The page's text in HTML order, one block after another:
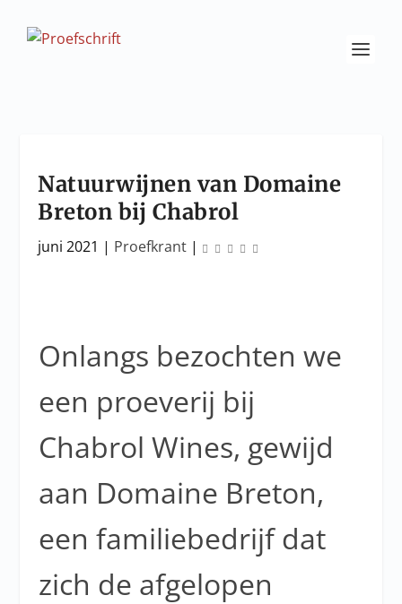
Natuurwijnen van Domaine
Breton bij Chabrol
juni 2021 | Proefkrant |
Onlangs bezochten we
een proeverij bij
Chabrol Wines, gewijd
aan Domaine Breton,
een familiebedrijf dat
zich de afgelopen